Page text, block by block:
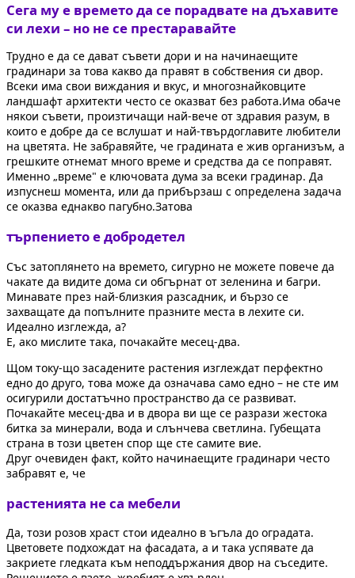
Сега му е времето да се порадвате на дъхавите
си лехи – но не се престаравайте
Трудно е да се дават съвети дори и на начинаещите
градинари за това какво да правят в собствения си двор.
Всеки има свои виждания и вкус, и многознайковците
ландшафт архитекти често се оказват без работа.Има обаче
някои съвети, произтичащи най-вече от здравия разум, в
които е добре да се вслушат и най-твърдоглавите любители
на цветята. Не забравяйте, че градината е жив организъм, а
грешките отнемат много време и средства да се поправят.
Именно „време" е ключовата дума за всеки градинар. Да
изпуснеш момента, или да прибързаш с определена задача
се оказва еднакво пагубно.Затова
търпението е добродетел
Със затоплянето на времето, сигурно не можете повече да
чакате да видите дома си обгърнат от зеленина и багри.
Минавате през най-близкия разсадник, и бързо се
захващате да попълните празните места в лехите си.
Идеално изглежда, а?
Е, ако мислите така, почакайте месец-два.
Щом току-що засадените растения изглеждат перфектно
едно до друго, това може да означава само едно – не сте им
осигурили достатъчно пространство да се развиват.
Почакайте месец-два и в двора ви ще се разрази жестока
битка за минерали, вода и слънчева светлина. Губещата
страна в този цветен спор ще сте самите вие.
Друг очевиден факт, който начинаещите градинари често
забравят е, че
растенията не са мебели
Да, този розов храст стои идеално в ъгъла до оградата.
Цветовете подхождат на фасадата, а и така успявате да
закриете гледката към неподдържания двор на съседите.